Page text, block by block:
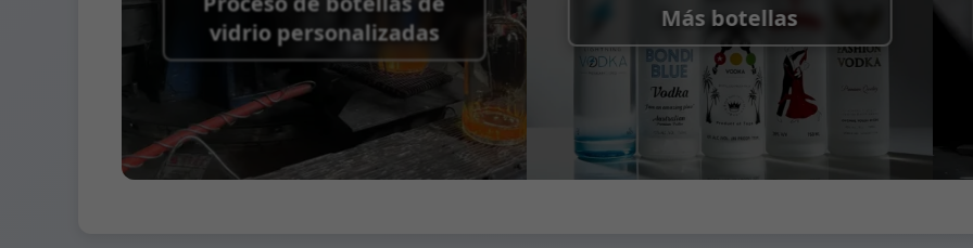
vidrio personalizadas
Más botellas